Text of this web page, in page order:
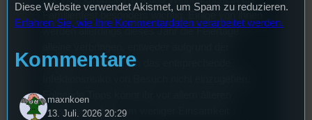
Familienfest besonders wichtig. Einige von ihnen
werden allerdings dieses Jahr die Feiertage
Maßnahmen oder um das entsprechende
Folgende Tipps könnt ihr vor allem älteren
Personen geben, um weniger Einsamkeit
Diese Website verwendet Akismet, um Spam zu reduzieren.
Erfahren Sie, wie Ihre Kommentardaten verarbeitet werden.
Kommentare
maxnkoen
13. Juli. 2026 20:29